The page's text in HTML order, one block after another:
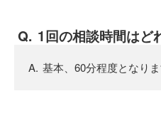
1回の相談時間はど
基本、60分程度となりま